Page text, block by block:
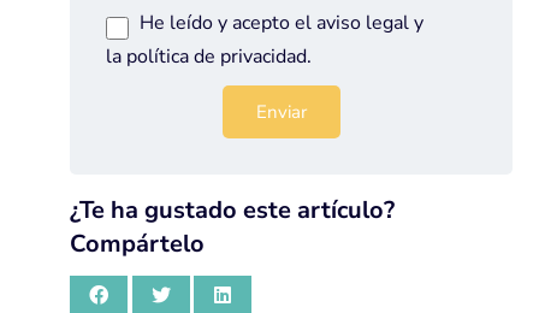
He leído y acepto el aviso legaly
la política de privacidad.
¿Te ha gustado este artículo?
Compártelo